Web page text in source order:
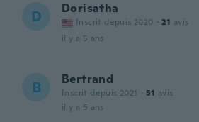
D Dorisatha
Inscrit depuis 2020 · 21 avis
il y a 5 ans
B Bertrand
Inscrit depuis 2021 · 51 avis
il y a 5 ans